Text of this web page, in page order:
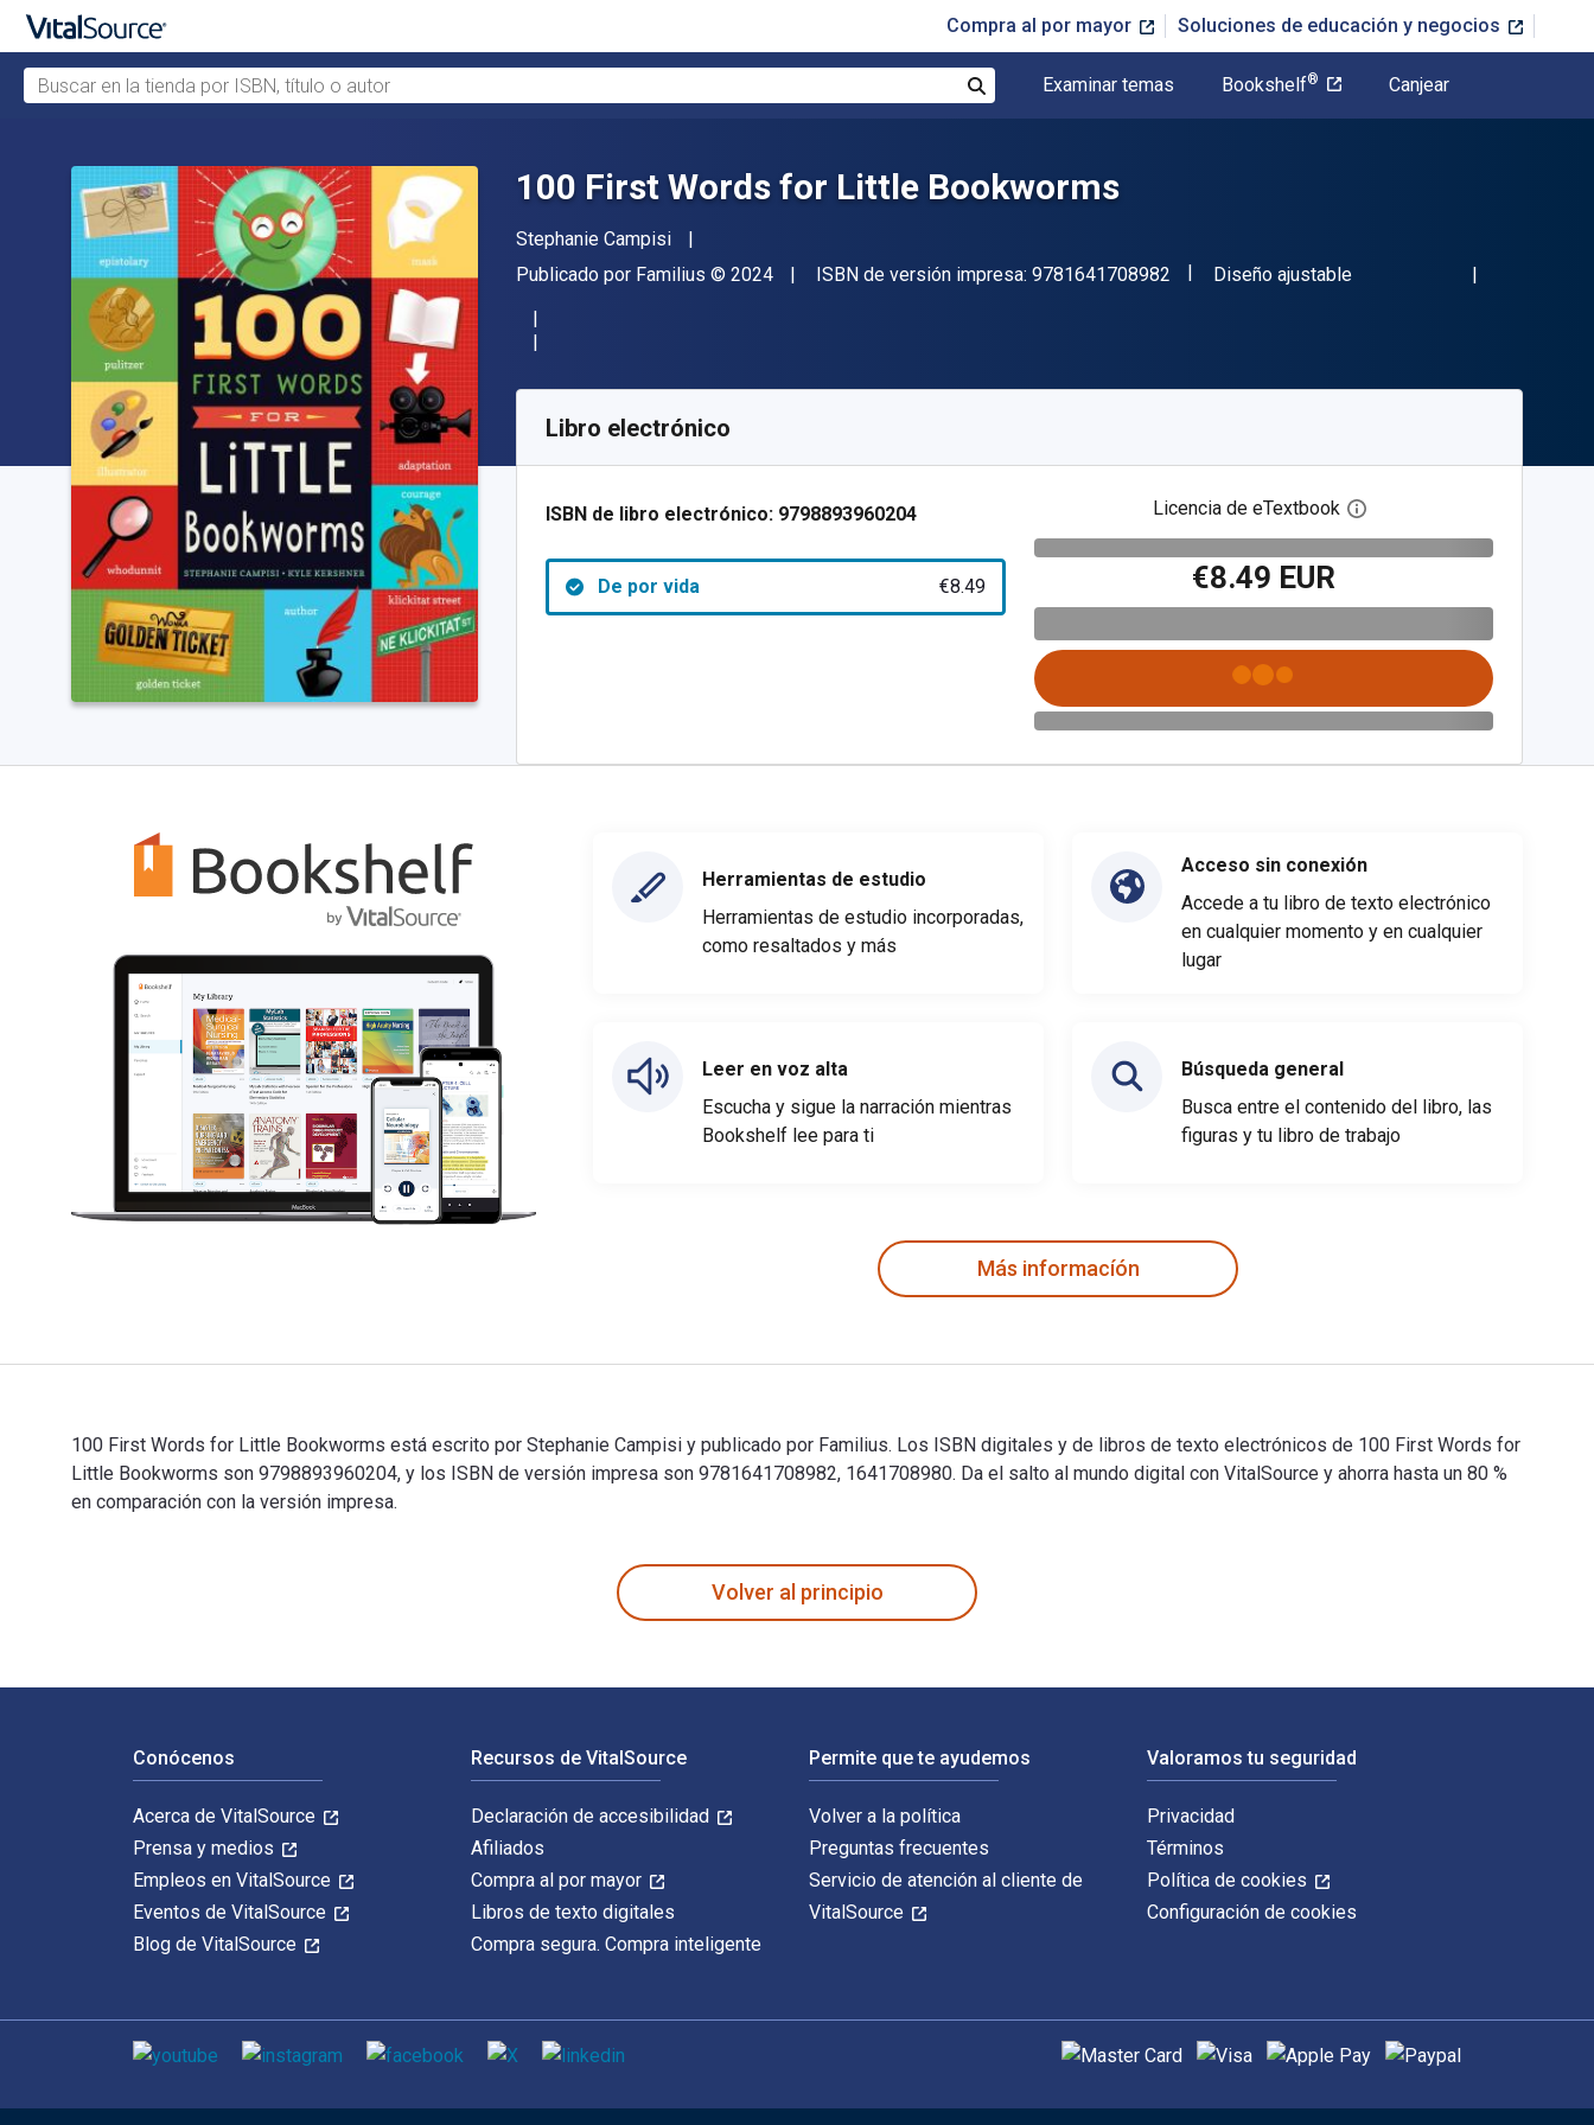
Compra al por mayor Soluciones de educación y negocios
Buscar en la tienda por ISBN, título o autor
Examinar temas Bookshelf® Canjear
100 First Words for Little Bookworms
Autor(es)
Stephanie Campisi
Editorial
Publicado por Familius Copyright
© 2024 ISBN de versión impresa: 9781641708982 "ISBN-13 9781641708982"
Formato
Diseño ajustable
Código de referencia:
Libro electrónico
ISBN de libro electrónico: 9798893960204
De por vida €8.49
Licencia de eTextbook Abre el cuadro de diálogo
€8.49 EUR
Herramientas de estudio
Herramientas de estudio incorporadas,
como resaltados y más
Leer en voz alta
Escucha y sigue la narración mientras
Bookshelf lee para ti
Acceso sin conexión
Accede a tu libro de texto electrónico
en cualquier momento y en cualquier
lugar
Búsqueda general
Busca entre el contenido del libro, las
figuras y tu libro de trabajo
Más informacíón
100 First Words for Little Bookworms está escrito por Stephanie Campisi y publicado por Familius. Los ISBN digitales y de libros de texto electrónicos de 100 First Words for
Little Bookworms son 9798893960204, y los ISBN de versión impresa son 9781641708982, 1641708980. Da el salto al mundo digital con VitalSource y ahorra hasta un 80 %
en comparación con la versión impresa.
Volver al principio
Conócenos
Acerca de VitalSource
Prensa y medios
Empleos en VitalSource
Eventos de VitalSource
Blog de VitalSource
Recursos de VitalSource
Declaración de accesibilidad
Afiliados
Compra al por mayor
Libros de texto digitales
Compra segura. Compra inteligente
Permite que te ayudemos
Volver a la política
Preguntas frecuentes
Servicio de atención al cliente de
VitalSource
Valoramos tu seguridad
Privacidad
Términos
Política de cookies
Configuración de cookies
Medios de comunicación social Métodos de pago admitidos